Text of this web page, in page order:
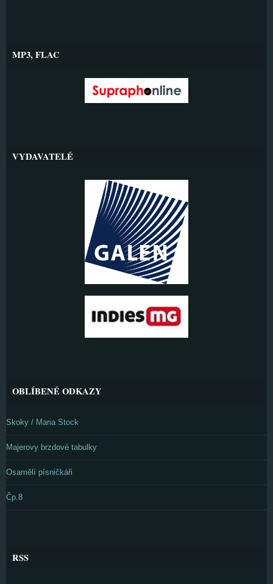
MP3, FLAC
VYDAVATELÉ
OBLÍBENÉ ODKAZY
Skoky / Maria Stock
Majerovy brzdové tabulky
Osamělí písničkáři
Čp.8
RSS